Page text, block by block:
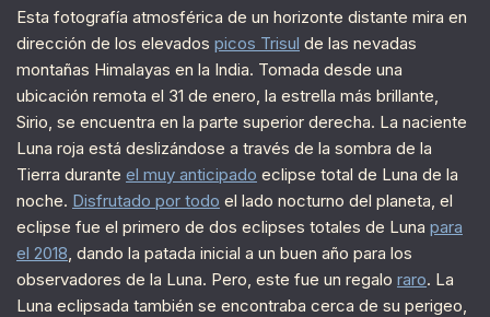
Esta fotografía atmosférica de un horizonte distante mira en
dirección de los elevados picos Trisul de las nevadas
montañas Himalayas en la India. Tomada desde una
ubicación remota el 31 de enero, la estrella más brillante,
Sirio, se encuentra en la parte superior derecha. La naciente
Luna roja está deslizándose a través de la sombra de la
Tierra durante el muy anticipado eclipse total de Luna de la
noche. Disfrutado por todo el lado nocturno del planeta, el
eclipse fue el primero de dos eclipses totales de Luna para
el 2018, dando la patada inicial a un buen año para los
observadores de la Luna. Pero, este fue un regalo raro. La
Luna eclipsada también se encontraba cerca de su perigeo,